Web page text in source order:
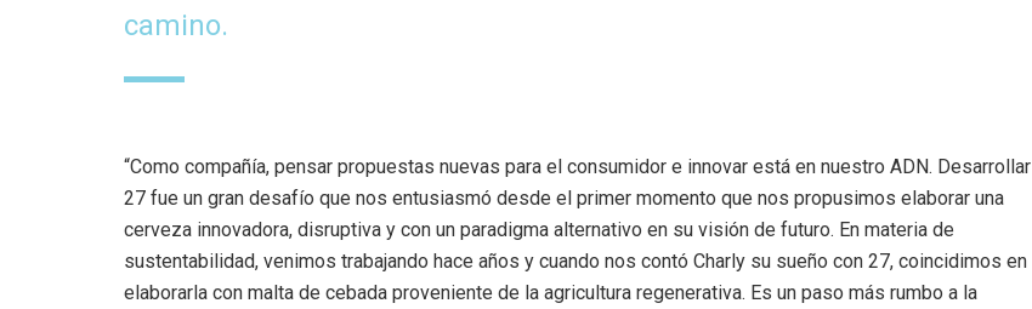
camino.
“Como compañía, pensar propuestas nuevas para el consumidor e innovar está en nuestro ADN. Desarrollar
27 fue un gran desafío que nos entusiasmó desde el primer momento que nos propusimos elaborar una
cerveza innovadora, disruptiva y con un paradigma alternativo en su visión de futuro. En materia de
sustentabilidad, venimos trabajando hace años y cuando nos contó Charly su sueño con 27, coincidimos en
elaborarla con malta de cebada proveniente de la agricultura regenerativa. Es un paso más rumbo a la